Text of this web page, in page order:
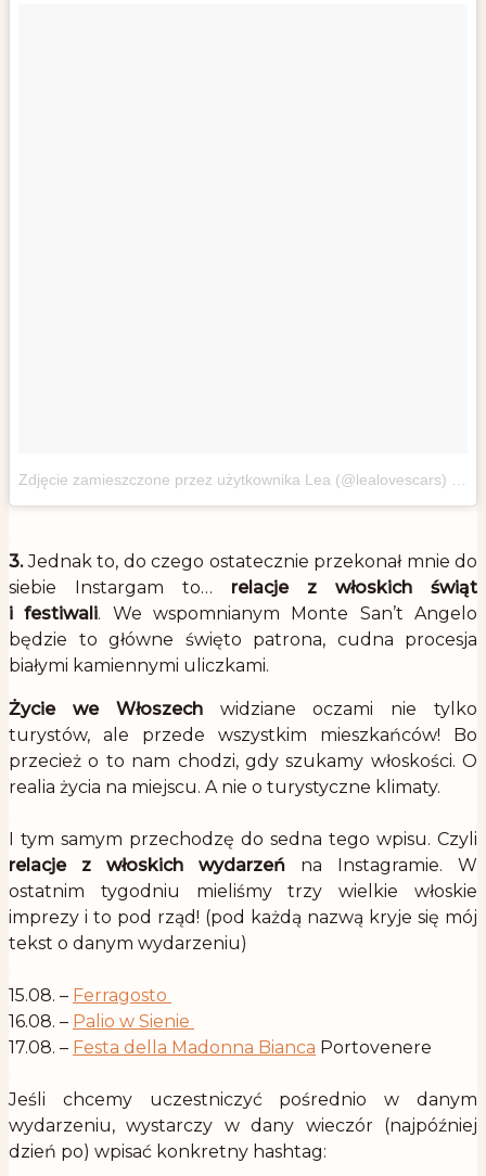
Zdjęcie zamieszczone przez użytkownika Lea (@lealovescars) 20
.
3.Jednak to, do czego ostatecznie przekonał mnie do
siebie Instargam to… relacje z włoskich świąt
i festiwali. We wspomnianym Monte San’t Angelo
będzie to główne święto patrona, cudna procesja
białymi kamiennymi uliczkami.
Życie we Włoszechwidziane oczami nie tylko
turystów, ale przede wszystkim mieszkańców! Bo
przecież o to nam chodzi, gdy szukamy włoskości. O
realia życia na miejscu. A nie o turystyczne klimaty.
.
I tym samym przechodzę do sedna tego wpisu. Czyli
relacje z włoskich wydarzeń na Instagramie. W
ostatnim tygodniu mieliśmy trzy wielkie włoskie
imprezy i to pod rząd! (pod każdą nazwą kryje się mój
tekst o danym wydarzeniu)
.
15.08. – Ferragosto
16.08. – Palio w Sienie
17.08. – Festa della Madonna Bianca Portovenere
.
Jeśli chcemy uczestniczyć pośrednio w danym
wydarzeniu, wystarczy w dany wieczór (najpóźniej
dzień po) wpisać konkretny hashtag: